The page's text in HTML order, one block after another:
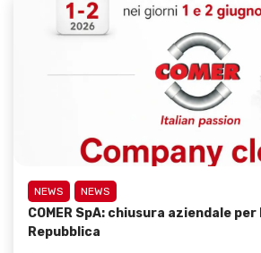
NEWS NEWS
COMER SpA: chiusura aziendale
Repubblica